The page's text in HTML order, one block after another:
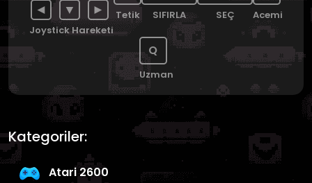
◄
▼ ►
Joystick Hareketi
Tetik SIFIRLA SEÇ Acemi
Q
Uzman
Kategoriler:
Atari 2600